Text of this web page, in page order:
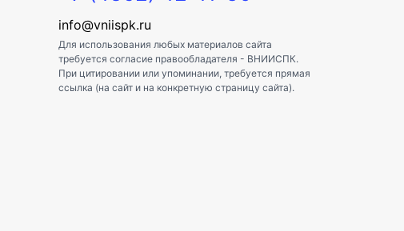
info@vniispk.ru
Для использования любых материалов сайта
требуется согласие правообладателя - ВНИИСПК.
При цитировании или упоминании, требуется прямая
ссылка (на сайт и на конкретную страницу сайта).